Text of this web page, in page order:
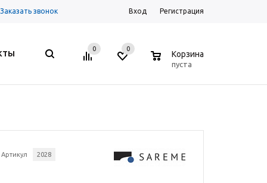
Заказать звонок Вход Регистрация
0 0
Корзина
пуста
Артикул 2028